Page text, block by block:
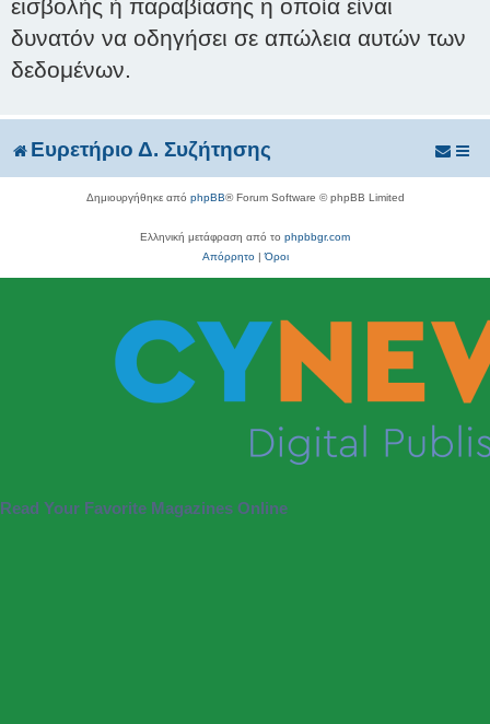
εισβολής ή παραβίασης η οποία είναι
δυνατόν να οδηγήσει σε απώλεια αυτών των
δεδομένων.
Ευρετήριο Δ. Συζήτησης
Δημιουργήθηκε από phpBB® Forum Software © phpBB Limited
Ελληνική μετάφραση από το phpbbgr.com
Απόρρητο|Όροι
Read Your Favorite Magazines Online